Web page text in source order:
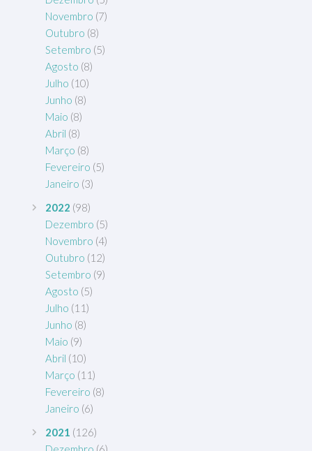
Novembro (7)
Outubro (8)
Setembro (5)
Agosto (8)
Julho (10)
Junho (8)
Maio (8)
Abril (8)
Março (8)
Fevereiro (5)
Janeiro (3)
2022 (98)
Dezembro (5)
Novembro (4)
Outubro (12)
Setembro (9)
Agosto (5)
Julho (11)
Junho (8)
Maio (9)
Abril (10)
Março (11)
Fevereiro (8)
Janeiro (6)
2021 (126)